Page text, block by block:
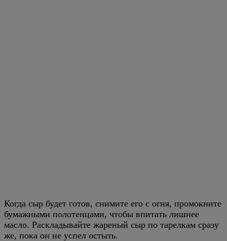
Когда сыр будет готов, снимите его с огня, промокните
бумажными полотенцами, чтобы впитать лишнее
масло. Раскладывайте жареный сыр по тарелкам сразу
же, пока он не успел остыть.